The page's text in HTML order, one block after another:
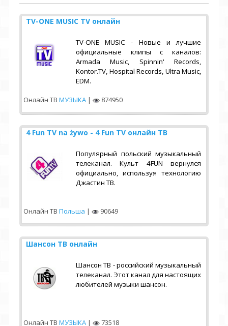
TV-ONE MUSIC TV онлайн
TV-ONE MUSIC - Новые и лучшие
официальные клипы с каналов:
Armada Music, Spinnin' Records,
Kontor.TV, Hospital Records, Ultra Music,
EDM.
Онлайн ТВ МУЗЫКА | 874950
4 Fun TV na żywo - 4 Fun TV онлайн ТВ
Популярный польский музыкальный
телеканал. Культ 4FUN вернулся
официально, используя технологию
Джастин ТВ.
Онлайн ТВ Польша | 90649
Шансон ТВ онлайн
Шансон ТВ - российский музыкальный
телеканал. Этот канал для настоящих
любителей музыки шансон.
Онлайн ТВ МУЗЫКА | 73518